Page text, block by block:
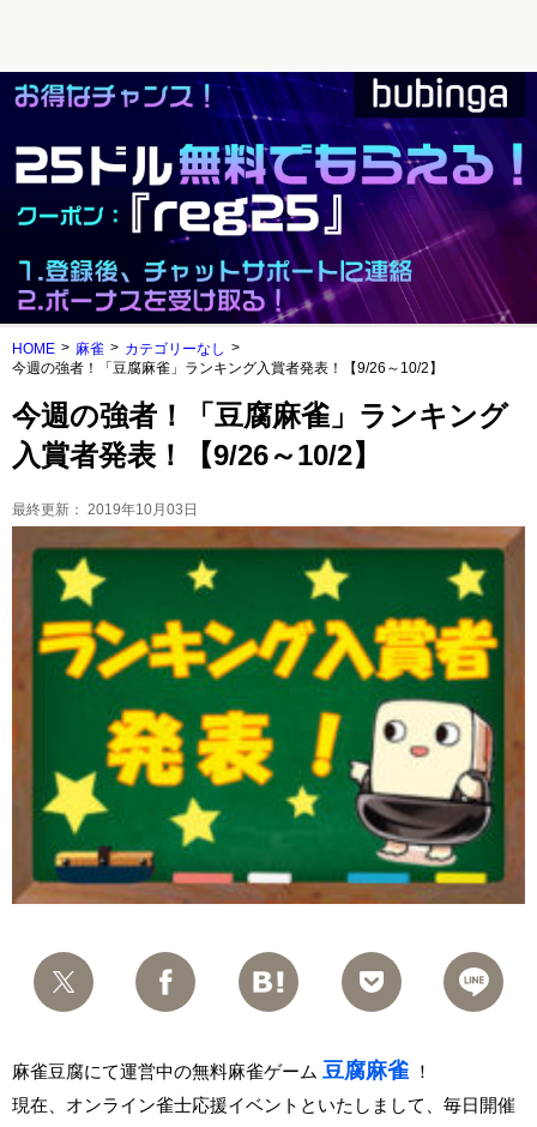
HOME 麻雀
カテゴリーなし
今週の強者！「豆腐麻雀」ランキング入賞者発表！【9/26～10/2】
今週の強者！「豆腐麻雀」ランキング
入賞者発表！【9/26～10/2】
最終更新： 2019年10月03日
麻雀豆腐にて運営中の無料麻雀ゲーム 豆腐麻雀 ！
現在、オンライン雀士応援イベントといたしまして、毎日開催